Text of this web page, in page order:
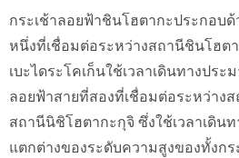
กระเช้าลอยฟ้าชินโฮตากะประกอบด้
หนึ่งที่เชื่อมต่อระหว่างสถานีชินโฮต
เบะไดระโคเก็นใช้เวลาเดินทางปร
ลอยฟ้าสายที่สองที่เชื่อมต่อระหว่าง
สถานีนิชิโฮตากะกุจิ ซึ่งใช้เวลาเดิน
แตกต่างของระดับความสูงของทั้งกร